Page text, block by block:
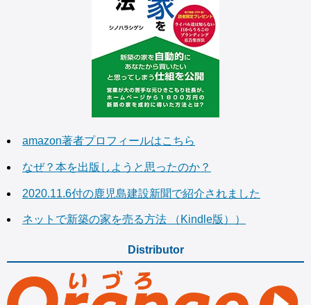
amazon著者プロフィールはこちら
なぜ？本を出版しようと思ったのか？
2020.11.6付の鹿児島建設新聞で紹介されました
ネットで新築の家を売る方法 （Kindle版））
Distributor